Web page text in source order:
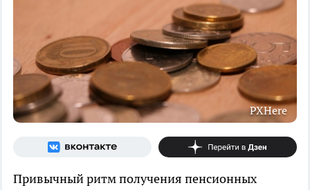
PXHere
Привычный ритм получения пенсионных